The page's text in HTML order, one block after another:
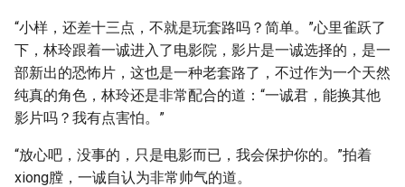
“小样，还差十三点，不就是玩套路吗？简单。”心里雀跃了
下，林玲跟着一诚进入了电影院，影片是一诚选择的，是一
部新出的恐怖片，这也是一种老套路了，不过作为一个天然
纯真的角色，林玲还是非常配合的道：“一诚君，能换其他
影片吗？我有点害怕。”
“放心吧，没事的，只是电影而已，我会保护你的。”拍着
xiong膛，一诚自认为非常帅气的道。